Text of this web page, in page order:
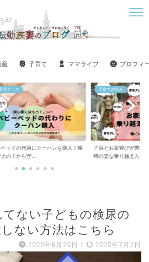
産 子育て ママライフ プロフィ
の悩み
家遊びが苦痛！ツラい！しんどい
乗り越え方
美容
ステラボーテ美肌モー
い？悪い口コミばかり...
ない子どもの検尿の
ない方法はこちら
2020年6月29日 / 2020年7月2日